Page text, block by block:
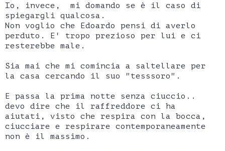
Io, invece, mi domando se è il caso di
spiegargli qualcosa.
Non voglio che Edoardo pensi di averlo
perduto. E' tropo prezioso per lui e ci
resterebbe male.
Sia mai che mi comincia a saltellare per
la casa cercando il suo "tesssoro".
E passa la prima notte senza ciuccio..
devo dire che il raffreddore ci ha
aiutati, visto che respira con la bocca,
ciucciare e respirare contemporaneamente
non è il massimo.